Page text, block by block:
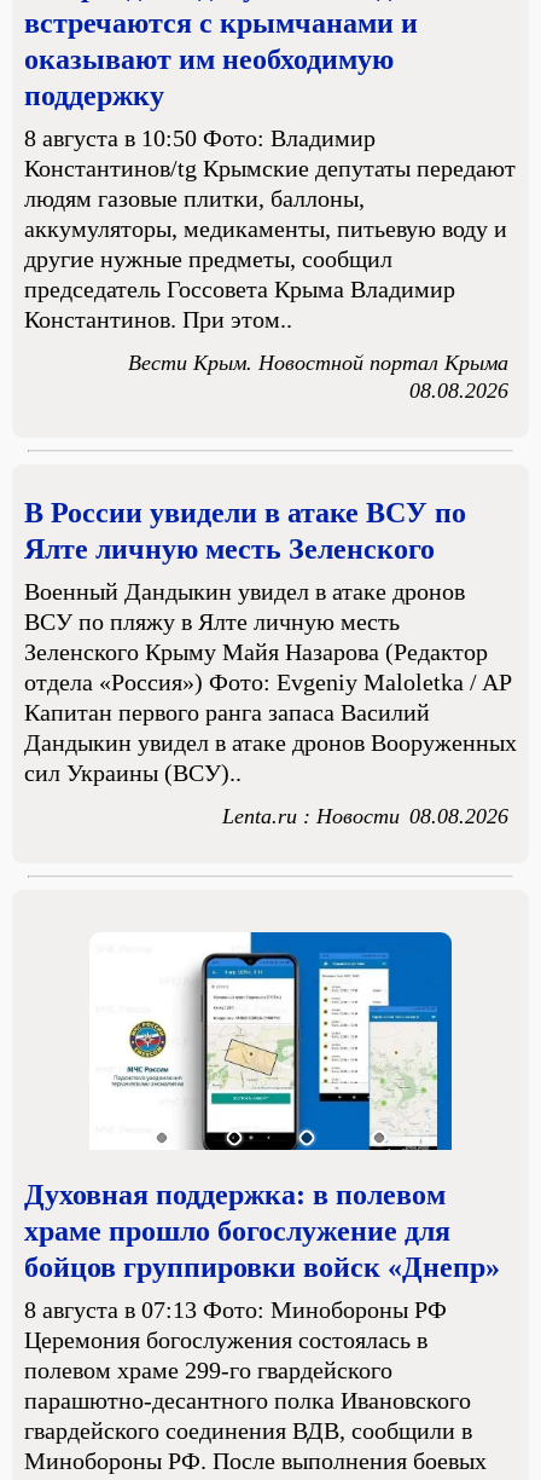
встречаются с крымчанами и
оказывают им необходимую
поддержку
8 августа в 10:50 Фото: Владимир
Константинов/tg Крымские депутаты передают
людям газовые плитки, баллоны,
аккумуляторы, медикаменты, питьевую воду и
другие нужные предметы, сообщил
председатель Госсовета Крыма Владимир
Константинов. При этом..
Вести Крым. Новостной портал Крыма
08.08.2026
В России увидели в атаке ВСУ по
Ялте личную месть Зеленского
Военный Дандыкин увидел в атаке дронов
ВСУ по пляжу в Ялте личную месть
Зеленского Крыму Майя Назарова (Редактор
отдела «Россия») Фото: Evgeniy Maloletka / AP
Капитан первого ранга запаса Василий
Дандыкин увидел в атаке дронов Вооруженных
сил Украины (ВСУ)..
Lenta.ru : Новости 08.08.2026
Духовная поддержка: в полевом
храме прошло богослужение для
бойцов группировки войск «Днепр»
8 августа в 07:13 Фото: Минобороны РФ
Церемония богослужения состоялась в
полевом храме 299-го гвардейского
парашютно-десантного полка Ивановского
гвардейского соединения ВДВ, сообщили в
Минобороны РФ. После выполнения боевых